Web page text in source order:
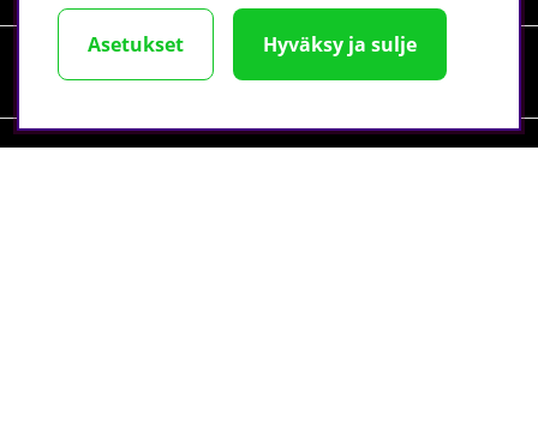
Sosiaalinen media
Asetukset Hyväksy ja sulje